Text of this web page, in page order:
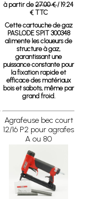
à partir de27.00 €/ 19.24
€ TTC
Cette cartouche de gaz
PASLODE SPIT 300348
alimente les cloueurs de
structure à gaz,
garantissant une
puissance constante pour
la fixation rapide et
efficace des matériaux
bois et sabots, même par
grand froid.
Agrafeuse bec court
12/16 P2 pour agrafes
A ou 80